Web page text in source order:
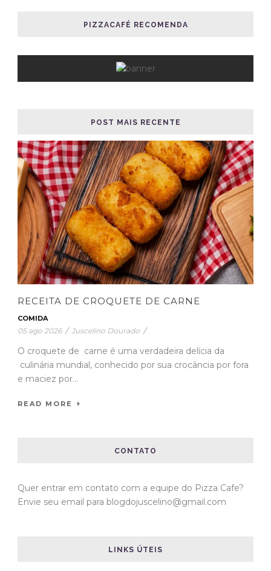
PIZZACAFÉ RECOMENDA
POST MAIS RECENTE
RECEITA DE CROQUETE DE CARNE
COMIDA
05 ago 2026 / Juscelino Dourado /
O croquete de carne é uma verdadeira delícia da
culinária mundial, conhecido por sua crocância por fora
e maciez por...
READ MORE
CONTATO
Quer entrar em contato com a equipe do Pizza Cafe?
Envie seu email para blogdojuscelino@gmail.com
LINKS ÚTEIS